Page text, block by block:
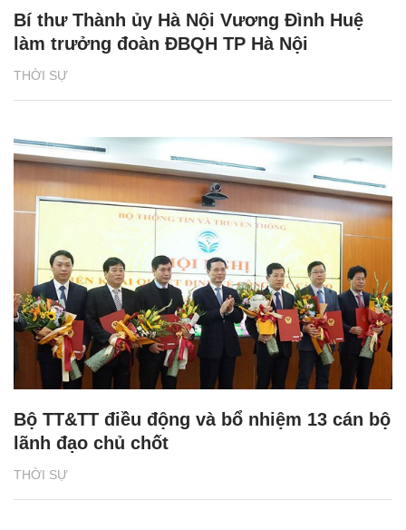
THỜI SỰ
Bí thư Thành ủy Hà Nội Vương Đình Huệ
làm trưởng đoàn ĐBQH TP Hà Nội
THỜI SỰ
Bộ TT&TT điều động và bổ nhiệm 13 cán bộ
lãnh đạo chủ chốt